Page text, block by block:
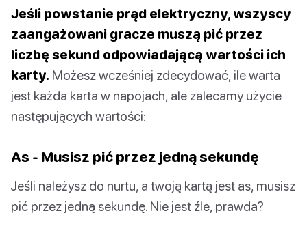
Jeśli powstanie prąd elektryczny, wszyscy
zaangażowani gracze muszą pić przez
liczbę sekund odpowiadającą wartości ich
karty. Możesz wcześniej zdecydować, ile warta
jest każda karta w napojach, ale zalecamy użycie
następujących wartości:
As - Musisz pić przez jedną sekundę
Jeśli należysz do nurtu, a twoją kartą jest as, musisz
pić przez jedną sekundę. Nie jest źle, prawda?